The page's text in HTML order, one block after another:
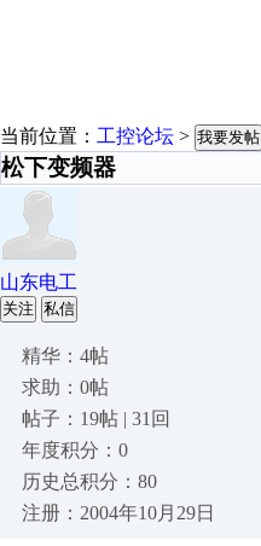
当前位置： 工控论坛 > 我要发帖
松下变频器
山东电工
关注 私信
精华：4帖
求助：0帖
帖子：19帖 | 31回
年度积分：0
历史总积分：80
注册：2004年10月29日